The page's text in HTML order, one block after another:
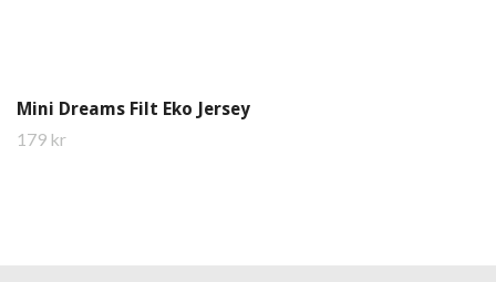
Mini Dreams Filt Eko Jersey
179 kr